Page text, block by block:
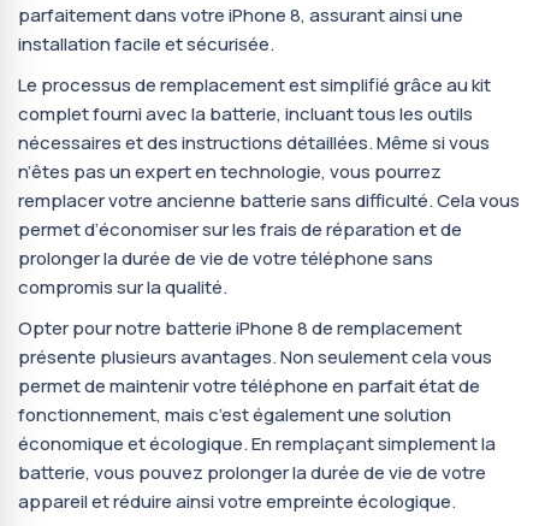
parfaitement dans votre iPhone 8, assurant ainsi une
installation facile et sécurisée.
Le processus de remplacement est simplifié grâce au kit
complet fourni avec la batterie, incluant tous les outils
nécessaires et des instructions détaillées. Même si vous
n’êtes pas un expert en technologie, vous pourrez
remplacer votre ancienne batterie sans difficulté. Cela vous
permet d’économiser sur les frais de réparation et de
prolonger la durée de vie de votre téléphone sans
compromis sur la qualité.
Opter pour notre batterie iPhone 8 de remplacement
présente plusieurs avantages. Non seulement cela vous
permet de maintenir votre téléphone en parfait état de
fonctionnement, mais c’est également une solution
économique et écologique. En remplaçant simplement la
batterie, vous pouvez prolonger la durée de vie de votre
appareil et réduire ainsi votre empreinte écologique.